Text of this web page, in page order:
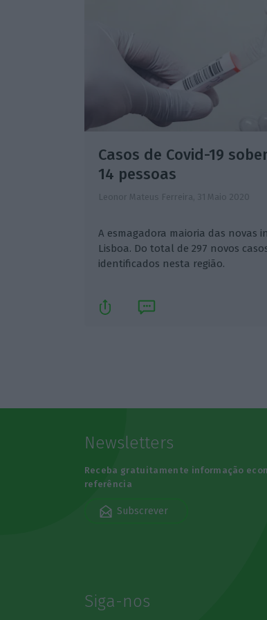
Casos de Covid-19
14 pessoas
Leonor Mateus Ferreira, 31 Maio 2020
A esmagadora maioria das novas
Lisboa. Do total de 297 novos
identificados nesta região.
Newsletters
Receba gratuitamente informação
referência
Subscrever
Siga-nos